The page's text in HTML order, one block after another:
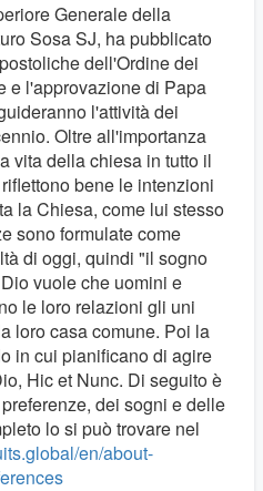
Generale della
Sosa SJ, ha pubblicato
dell'Ordine dei
e l'approvazione di Papa
l'attività dei
Oltre all'importanza
vita della chiesa in tutto il
bene le intenzioni
la Chiesa, come lui stesso
sono formulate come
di oggi, quindi "il sogno
vuole che uomini e
le loro relazioni gli uni
loro casa comune. Poi la
in cui pianificano di agire
Hic et Nunc. Di seguito è
dei sogni e delle
lo si può trovare nel
en/about-